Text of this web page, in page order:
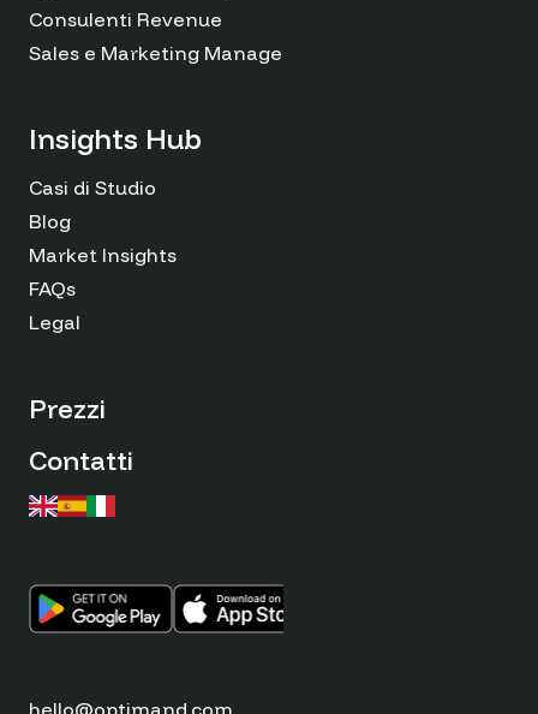
Consulenti Revenue
Sales e Marketing Managers
Insights Hub
Casi di Studio
Blog
Market Insights
FAQs
Legal
Prezzi
Contatti